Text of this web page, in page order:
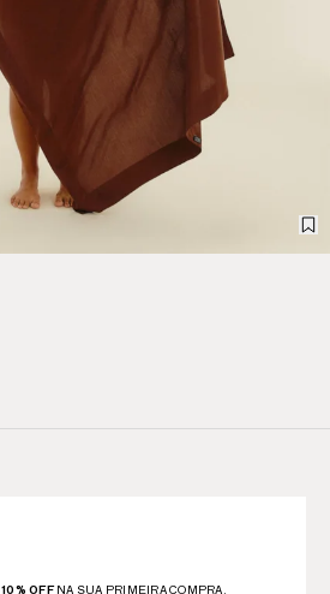
10% OFFNA SUA PRIMEIRA COMPRA.